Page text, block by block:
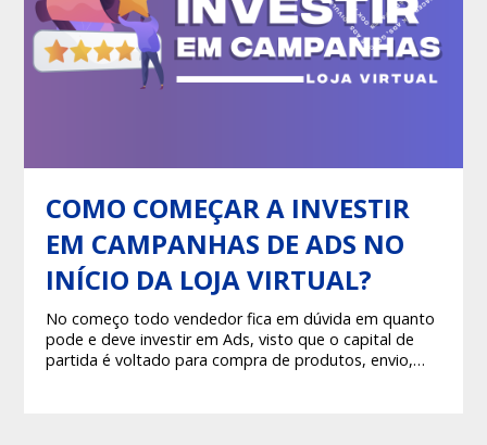
COMO COMEÇAR A INVESTIR
EM CAMPANHAS DE ADS NO
INÍCIO DA LOJA VIRTUAL?
No começo todo vendedor fica em dúvida em quanto
pode e deve investir em Ads, visto que o capital de
partida é voltado para compra de produtos, envio,